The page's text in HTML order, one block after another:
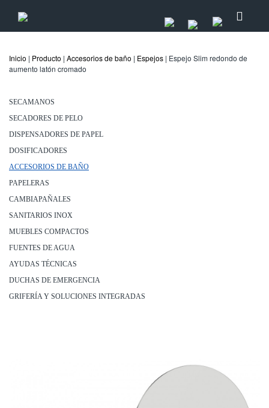
Inicio | Producto | Accesorios de baño | Espejos | Espejo Slim redondo de
aumento latón cromado
SECAMANOS
SECADORES DE PELO
DISPENSADORES DE PAPEL
DOSIFICADORES
ACCESORIOS DE BAÑO
PAPELERAS
CAMBIAPAÑALES
SANITARIOS INOX
MUEBLES COMPACTOS
FUENTES DE AGUA
AYUDAS TÉCNICAS
DUCHAS DE EMERGENCIA
GRIFERÍA Y SOLUCIONES INTEGRADAS